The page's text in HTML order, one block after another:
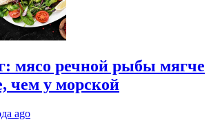
мясо речной рыбы мягче
чем у морской
ago